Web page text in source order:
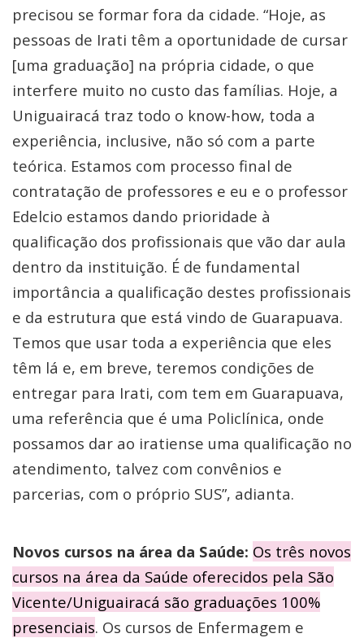
precisou se formar fora da cidade. “Hoje, as
pessoas de Irati têm a oportunidade de cursar
[uma graduação] na própria cidade, o que
interfere muito no custo das famílias. Hoje, a
Uniguairacá traz todo o know-how, toda a
experiência, inclusive, não só com a parte
teórica. Estamos com processo final de
contratação de professores e eu e o professor
Edelcio estamos dando prioridade à
qualificação dos profissionais que vão dar aula
dentro da instituição. É de fundamental
importância a qualificação destes profissionais
e da estrutura que está vindo de Guarapuava.
Temos que usar toda a experiência que eles
têm lá e, em breve, teremos condições de
entregar para Irati, com tem em Guarapuava,
uma referência que é uma Policlínica, onde
possamos dar ao iratiense uma qualificação no
atendimento, talvez com convênios e
parcerias, com o próprio SUS”, adianta.
Novos cursos na área da Saúde: Os três novos
cursos na área da Saúde oferecidos pela São
Vicente/Uniguairacá são graduações 100%
presenciais. Os cursos de Enfermagem e